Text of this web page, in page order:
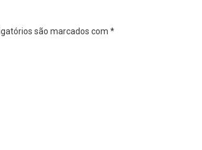
são marcados com *